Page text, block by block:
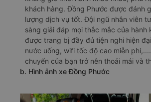
khách hàng. Đồng Phước được đánh
lượng dịch vụ tốt. Đội ngũ nhân viên
sàng giải đáp mọi thắc mắc của hành
được trang bị đầy đủ tiện nghi hiện
nước uống, wifi tốc độ cao miễn
chuyển của bạn trở nên thoải mái và
b. Hình ảnh xe Đồng Phước